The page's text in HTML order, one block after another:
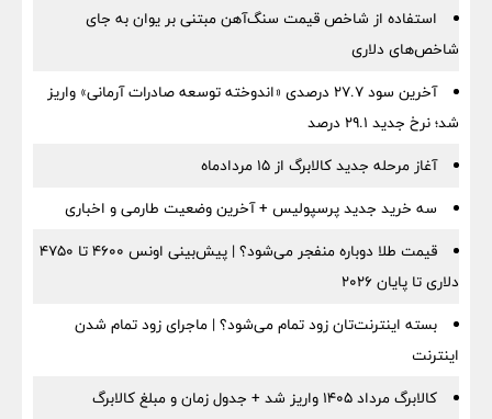
استفاده از شاخص قیمت سنگ‌آهن مبتنی بر یوان به جای
شاخص‌های دلاری
آخرین سود ۲۷.۷ درصدی «اندوخته توسعه صادرات آرمانی» واریز
شد؛ نرخ جدید ۲۹.۱ درصد
آغاز مرحله جدید کالابرگ از ۱۵ مردادماه
سه خرید جدید پرسپولیس + آخرین وضعیت طارمی و اخباری
قیمت طلا دوباره منفجر می‌شود؟ | پیش‌بینی اونس ۴۶۰۰ تا ۴۷۵۰
دلاری تا پایان ۲۰۲۶
بسته اینترنت‌تان زود تمام می‌شود؟ | ماجرای زود تمام شدن
اینترنت
کالابرگ مرداد ۱۴۰۵ واریز شد + جدول زمان و مبلغ کالابرگ